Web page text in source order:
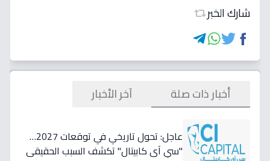
شارك الخبر
أخبار ذات صلة آخر الأخبار
عاجل: تحول تاريخي في توقعات 2027…
"سي آي كابيتال" تكشف السبب الحقيقي